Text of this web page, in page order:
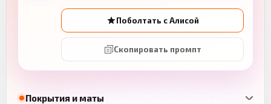
Покрытия и маты
Поболтать с Алисой
Скопировать промпт